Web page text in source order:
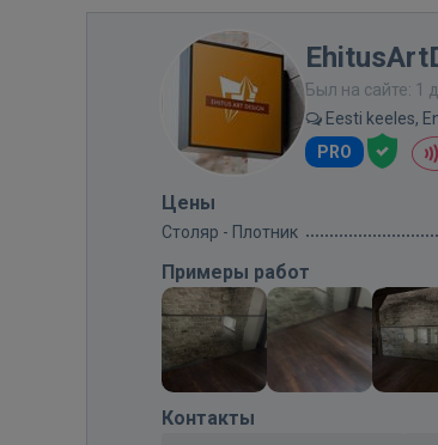
Был на сайте: 1
Eesti keeles,
PRO
Цены
Столяр - Плотник
Примеры работ
Контакты